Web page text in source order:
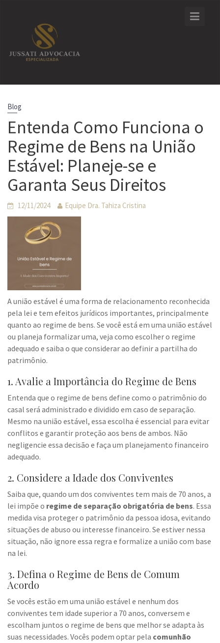
Blog
Entenda Como Funciona o
Regime de Bens na União
Estável: Planeje-se e
Garanta Seus Direitos
12/11/2024 Equipe Dra. Tahiza Cristina
A união estável é uma forma de relacionamento reconhecida
pela lei e tem efeitos jurídicos importantes, principalmente
quanto ao regime de bens. Se você está em uma união estável
ou planeja formalizar uma, veja como escolher o regime
adequado e saiba o que considerar ao definir a partilha do
patrimônio.
1. Avalie a Importância do Regime de Bens
Entenda que o regime de bens define como o patrimônio do
casal será administrado e dividido em caso de separação.
Mesmo na união estável, essa escolha é essencial para evitar
conflitos e garantir proteção aos bens de ambos. Não
negligencie essa decisão e faça um planejamento financeiro
adequado.
2. Considere a Idade dos Conviventes
Saiba que, quando um dos conviventes tem mais de 70 anos, a
lei impõe o regime de separação obrigatória de bens. Essa
medida visa proteger o patrimônio da pessoa idosa, evitando
situações de abuso ou interesse financeiro. Se estiver nessa
situação, não ignore essa regra e formalize a união com base
na lei.
3. Defina o Regime de Bens de Comum
Acordo
Se vocês estão em uma união estável e nenhum dos
conviventes tem idade superior a 70 anos, conversem e
escolham juntos o regime de bens que melhor se adapta às
suas necessidades. Vocês podem optar pela comunhão